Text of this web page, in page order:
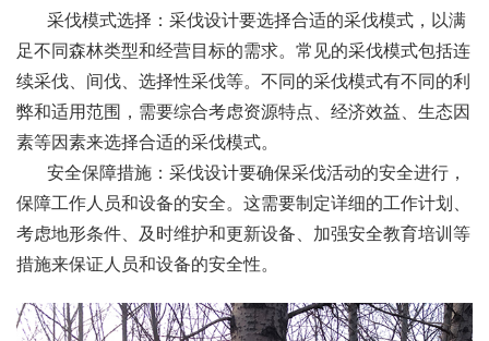
采伐模式选择：采伐设计要选择合适的采伐模式，以满
足不同森林类型和经营目标的需求。常见的采伐模式包括连
续采伐、间伐、选择性采伐等。不同的采伐模式有不同的利
弊和适用范围，需要综合考虑资源特点、经济效益、生态因
素等因素来选择合适的采伐模式。
安全保障措施：采伐设计要确保采伐活动的安全进行，
保障工作人员和设备的安全。这需要制定详细的工作计划、
考虑地形条件、及时维护和更新设备、加强安全教育培训等
措施来保证人员和设备的安全性。